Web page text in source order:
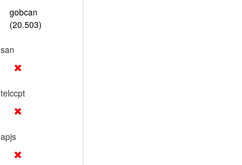
gobcan
(20.503)
san
telccpt
apjs